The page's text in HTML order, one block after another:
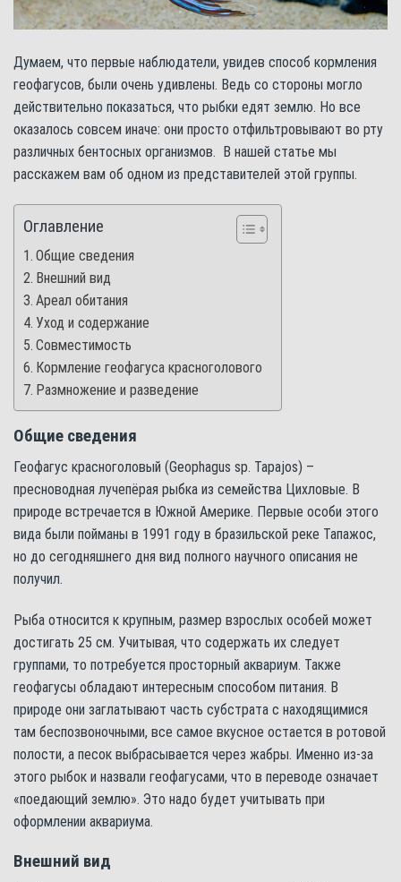
Думаем, что первые наблюдатели, увидев способ кормления
геофагусов, были очень удивлены. Ведь со стороны могло
действительно показаться, что рыбки едят землю. Но все
оказалось совсем иначе: они просто отфильтровывают во рту
различных бентосных организмов. В нашей статье мы
расскажем вам об одном из представителей этой группы.
Оглавление
Общие сведения
Внешний вид
Ареал обитания
Уход и содержание
Совместимость
Кормление геофагуса красноголового
Размножение и разведение
Общие сведения
Геофагус красноголовый (Geophagus sp. Tapajos) –
пресноводная лучепёрая рыбка из семейства Цихловые. В
природе встречается в Южной Америке. Первые особи этого
вида были пойманы в 1991 году в бразильской реке Тапажос,
но до сегодняшнего дня вид полного научного описания не
получил.
Рыба относится к крупным, размер взрослых особей может
достигать 25 см. Учитывая, что содержать их следует
группами, то потребуется просторный аквариум. Также
геофагусы обладают интересным способом питания. В
природе они заглатывают часть субстрата с находящимися
там беспозвоночными, все самое вкусное остается в ротовой
полости, а песок выбрасывается через жабры. Именно из-за
этого рыбок и назвали геофагусами, что в переводе означает
«поедающий землю». Это надо будет учитывать при
оформлении аквариума.
Внешний вид